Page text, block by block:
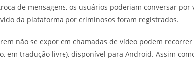
de mensagens, os usuários poderiam conversar por
da plataforma por criminosos foram registrados.
não se expor em chamadas de vídeo podem
em tradução livre), disponível para Android. Assim